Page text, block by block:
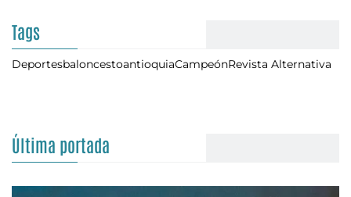
Tags
DeportesbaloncestoantioquiaCampeónRevista Alternativa
Última portada